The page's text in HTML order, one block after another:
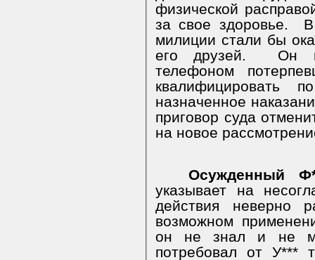
физической
за свое здоровье.
милиции стали бы
его друзей.
Он
телефоном
назначенное
приговор суда
на новое
Осужденный
указывает на
действия неверно
возможном
он не знал и не
потребовал от У***